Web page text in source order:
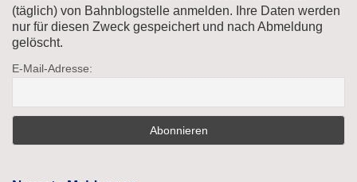
(täglich) von Bahnblogstelle anmelden. Ihre Daten werden
nur für diesen Zweck gespeichert und nach Abmeldung
gelöscht.
E-Mail-Adresse: